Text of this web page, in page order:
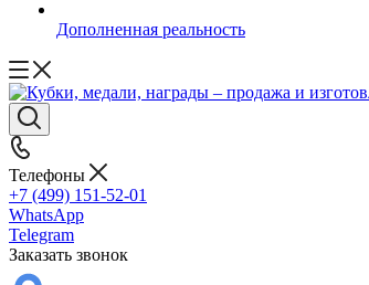
Дополненная реальность
Телефоны
+7 (499) 151-52-01
WhatsApp
Telegram
Заказать звонок